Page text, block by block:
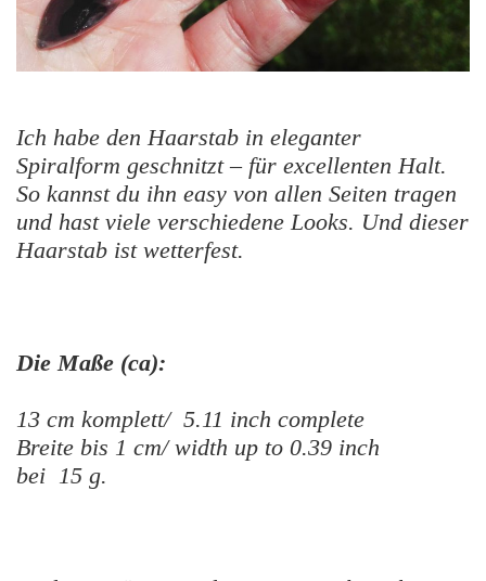
Ich habe den Haarstab in eleganter
Spiralform geschnitzt – für excellenten Halt.
So kannst du ihn easy von allen Seiten tragen
und hast viele verschiedene Looks. Und dieser
Haarstab ist wetterfest.
Die Maße (ca):
13 cm komplett/ 5.11 inch complete
Breite bis 1 cm/ width up to 0.39 inch
bei 15 g.